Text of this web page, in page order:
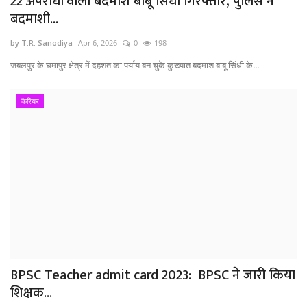
बदमाशी...
by T.R. Sanodiya Apr 6, 2026 0 198
​जबलपुर के घमापुर क्षेत्र में दहशत का पर्याय बन चुके कुख्यात बदमाश बाबू सिंधी के...
कैरियर
BPSC Teacher admit card 2023: BPSC ने जारी किया
शिक्षक...